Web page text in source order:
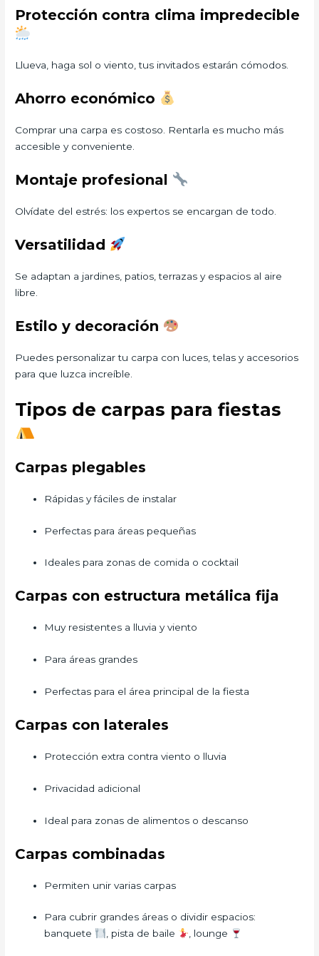
Protección contra clima impredecible
Llueva, haga sol o viento, tus invitados estarán cómodos.
Ahorro económico
Comprar una carpa es costoso. Rentarla es mucho más
accesible y conveniente.
Montaje profesional
Olvídate del estrés: los expertos se encargan de todo.
Versatilidad
Se adaptan a jardines, patios, terrazas y espacios al aire
libre.
Estilo y decoración
Puedes personalizar tu carpa con luces, telas y accesorios
para que luzca increíble.
Tipos de carpas para fiestas
Carpas plegables
Rápidas y fáciles de instalar
Perfectas para áreas pequeñas
Ideales para zonas de comida o cocktail
Carpas con estructura metálica fija
Muy resistentes a lluvia y viento
Para áreas grandes
Perfectas para el área principal de la fiesta
Carpas con laterales
Protección extra contra viento o lluvia
Privacidad adicional
Ideal para zonas de alimentos o descanso
Carpas combinadas
Permiten unir varias carpas
Para cubrir grandes áreas o dividir espacios:
banquete
, pista de baile , lounge